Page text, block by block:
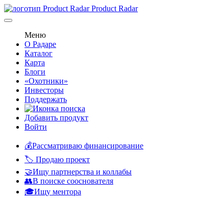
Product Radar
Меню
О Радаре
Каталог
Карта
Блоги
«Охотники»
Инвесторы
Поддержать
Добавить продукт
Войти
💰Рассматриваю финансирование
🏷️ Продаю проект
🤝Ищу партнерства и коллабы
👥В поиске сооснователя
🎓Ищу ментора